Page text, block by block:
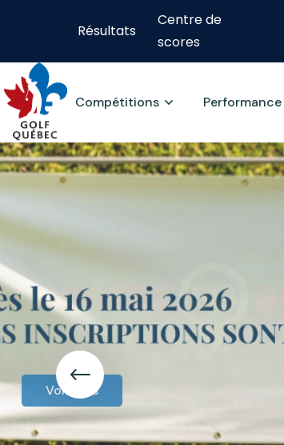
Résultats
Centre de
scores
Compétitions Performance
Voir plus